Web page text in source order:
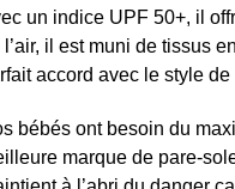
un indice UPF 50+, il
l’air, il est muni de tissus
accord avec le style
bébés ont besoin du
marque de pare-